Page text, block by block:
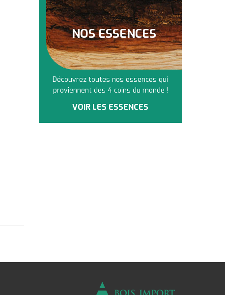
NOS ESSENCES
Découvrez toutes nos essences qui
proviennent des 4 coins du monde !
VOIR LES ESSENCES